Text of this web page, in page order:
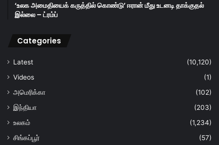
‘உலக அமைதியைக் கருத்தில் கொண்டு’ ஈரான் மீது உடனடி தாக்குதல்
இல்லை – ட்ரம்ப்
Categories
Latest
(10,120)
Videos
(1)
அமெரிக்கா
(102)
இந்தியா
(203)
உலகம்
(1,234)
சிங்கப்பூர்
(57)